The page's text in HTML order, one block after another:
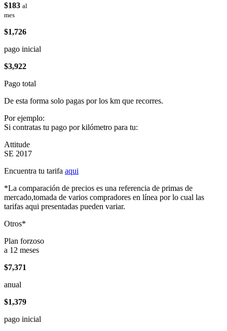
$183 al
mes
$1,726
pago inicial
$3,922
Pago total
De esta forma solo pagas por los km que recorres.
Por ejemplo:
Si contratas tu pago por kilómetro para tu:
Attitude
SE 2017
Encuentra tu tarifa aqui
*La comparación de precios es una referencia de primas de
mercado,tomada de varios compradores en línea por lo cual las
tarifas aqui presentadas pueden variar.
Otros*
Plan forzoso
a 12 meses
$7,371
anual
$1,379
pago inicial